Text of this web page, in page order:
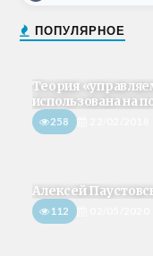
ПОПУЛЯРНОЕ
Теория
использована на
258
Алексей
112